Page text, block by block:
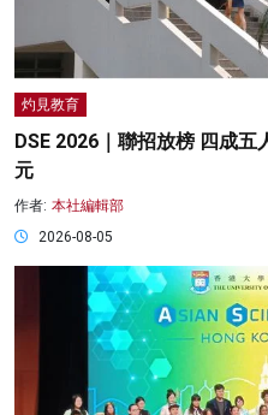
灼見教育
DSE 2026｜聯招放榜 四成
元
作者: 本社編輯部
2026-08-05